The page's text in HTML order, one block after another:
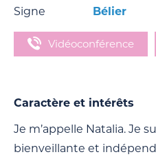
Signe
Bélier
Vidéoconférence
Caractère et intérêts
Je m’appelle Natalia. Je
bienveillante et